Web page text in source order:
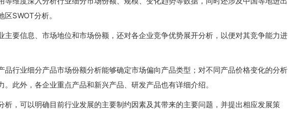
SWOT分析。
主要信息、市场地位和市场份额，还对各企业竞争优势展开分析，以便对其竞争能力进
品行业细分产品市场份额分析能够确定市场偏向产品类型；对不同产品价格变化的分析
此外，各企业重点产品和新兴产品、研发产品也有详细介绍。
析，可以明确目前行业发展的主要制约因素及其带来的主要问题，并提出相应发展策